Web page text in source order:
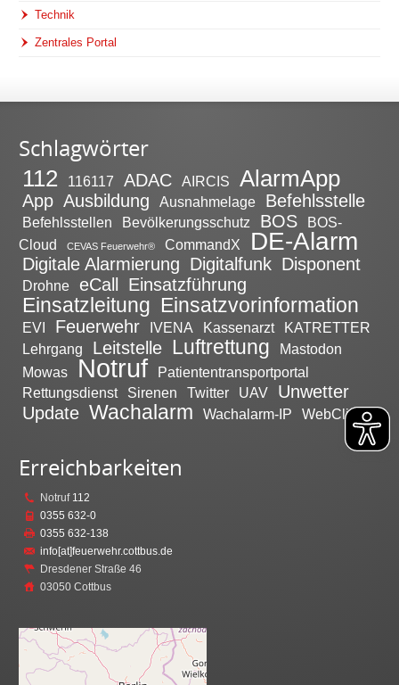
Technik
Zentrales Portal
Schlagwörter
112 116117 ADAC AIRCIS AlarmApp
App Ausbildung Ausnahmelage Befehlsstelle
Befehlsstellen Bevölkerungsschutz BOS
BOS-
Cloud
CEVAS Feuerwehr® CommandX DE-Alarm
Digitale Alarmierung Digitalfunk Disponent
Drohne eCall Einsatzführung
Einsatzleitung Einsatzvorinformation
EVI Feuerwehr IVENA Kassenarzt
KATRETTER
Lehrgang
Leitstelle Luftrettung
Mastodon
Mowas
Notruf
Patiententransportportal
Rettungsdienst
Sirenen Twitter UAV
Unwetter
Update Wachalarm Wachalarm-IP WebClient
Erreichbarkeiten
Notruf 112
0355 632-0
0355 632-138
info[at]feuerwehr.cottbus.de
Dresdener Straße 46
03050 Cottbus